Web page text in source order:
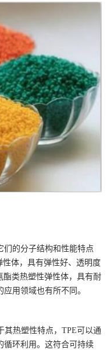
们的分子结构和性能特点
体，具有弹性好、透明度
酯类热塑性弹性体，具有耐
用领域也有所不同。
其热塑性特点，TPE可以通
循环利用。这符合可持续